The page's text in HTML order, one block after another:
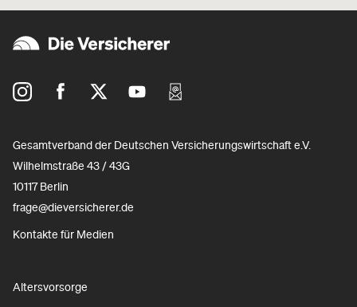
Gesamtverband der Deutschen Versicherungswirtschaft e.V.
Wilhelmstraße 43 / 43G
10117 Berlin
frage@dieversicherer.de
Kontakte für Medien
Altersvorsorge